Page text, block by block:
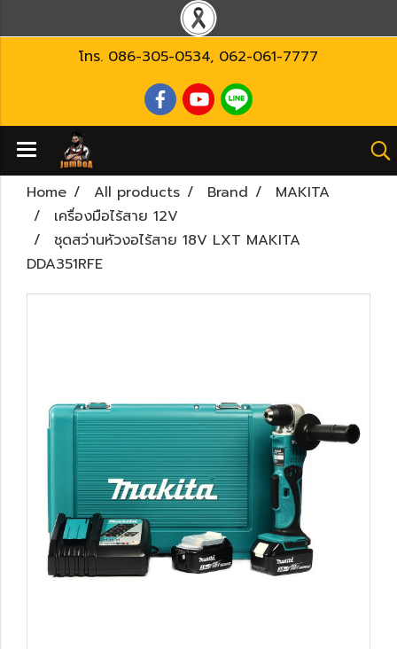
โทร. 086-305-0534, 062-061-7777
Home All products Brand
MAKITA
เครื่องมือไร้สาย 12V
ชุดสว่านหัวงอไร้สาย 18V LXT MAKITA
DDA351RFE